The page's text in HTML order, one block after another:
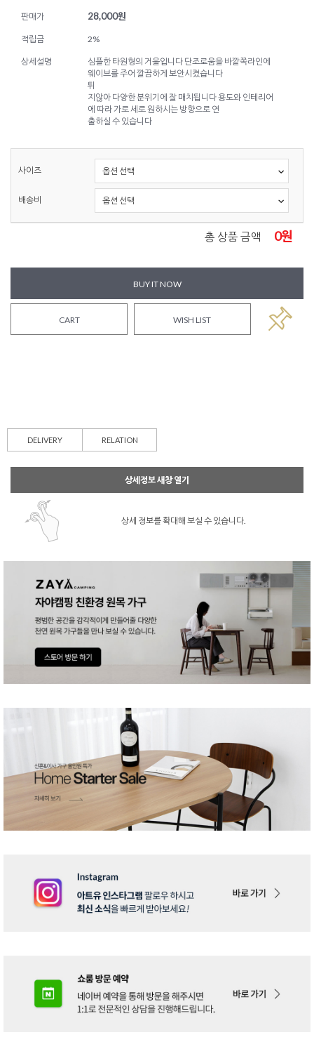
판매가 28,000원
적립금 2%
상세설명
심플한 타원형의 거울입니다 단조로움을 바깥쪽라인에
웨이브를 주어 깔끔하게 보안시켰습니다
튀
지않아 다양한 분위기에 잘 매치됩니다 용도와 인테리어
에 따라 가로 세로 원하시는 방향으로 연
출하실 수 있습니다
사이즈
배송비
총 상품 금액 0원
BUY IT NOW
CART WISH LIST
DELIVERY RELATION
상세정보 새창 열기
상세 정보를 확대해 보실 수 있습니다.